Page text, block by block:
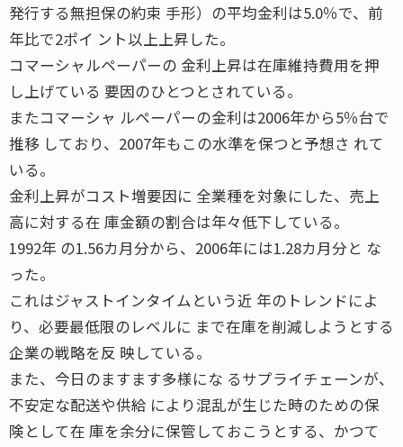
発行する無担保の約束 手形）の平均金利は5.0％で、前
年比で2ポイ ント以上上昇した。
コマーシャルペーパーの 金利上昇は在庫維持費用を押
し上げている 要因のひとつとされている。
またコマーシャ ルペーパーの金利は2006年から5％台で
推移 しており、2007年もこの水準を保つと予想さ れて
いる。
金利上昇がコスト増要因に 全業種を対象にした、売上
高に対する在 庫金額の割合は年々低下している。
1992年 の1.56カ月分から、2006年には1.28カ月分と な
った。
これはジャストインタイムという近 年のトレンドによ
り、必要最低限のレベルに まで在庫を削減しようとする
企業の戦略を反 映している。
また、今日のますます多様にな るサプライチェーンが、
不安定な配送や供給 により混乱が生じた時のための保
険として在 庫を余分に保管しておこうとする、かつて